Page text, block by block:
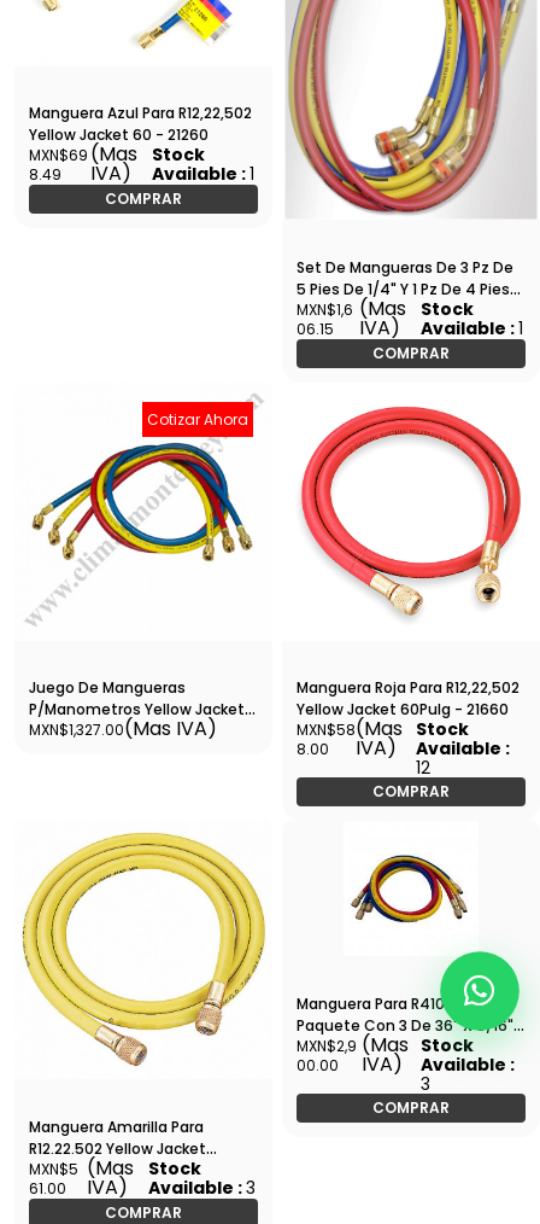
Manguera Azul Para R12,22,502
Yellow Jacket 60 - 21260
MXN$69
8.49
(Mas
IVA)
Stock
Available :1
COMPRAR
Set De Mangueras De 3 Pz De
5 Pies De 1/4" Y 1 Pz De 4 Pies
De 37 Uniweld - EZ5HS
MXN$1,6
06.15
(Mas
IVA)
Stock
Available :1
COMPRAR
Cotizar Ahora
Juego De Mangueras
P/Manometros Yellow Jacket
36 - 21983
MXN$1,327.00(Mas IVA)
Manguera Roja Para R12,22,502
Yellow Jacket 60Pulg - 21660
MXN$58
8.00
(Mas
IVA)
Stock
Available :
12
COMPRAR
Manguera Amarilla Para
R12.22.502 Yellow Jacket
60Pulg - 21060
MXN$5
61.00
(Mas
IVA)
Stock
Available :3
COMPRAR
Manguera Para R410-A
Paquete Con 3 De 36" X 5/16"
Yellow Jacket - 21583
MXN$2,9
00.00
(Mas
IVA)
Stock
Available :
3
COMPRAR